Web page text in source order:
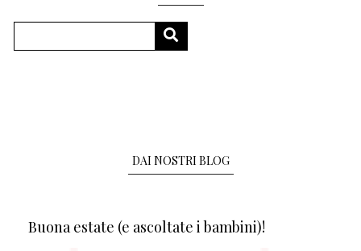
CERCA
DAI NOSTRI BLOG
Buona estate (e ascoltate i bambini)!